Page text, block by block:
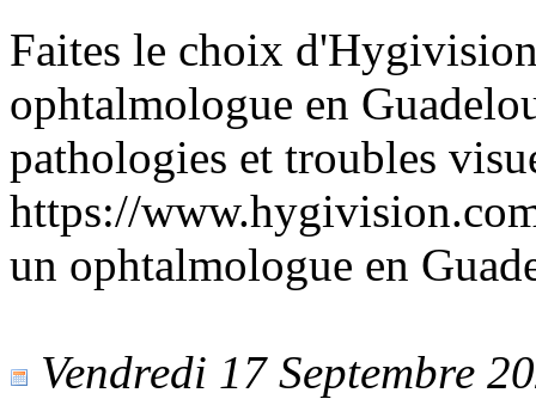
Faites le choix
ophtalmologue en
pathologies et troubles
https://
un ophtalmologue en
Vendredi 17 Septembre